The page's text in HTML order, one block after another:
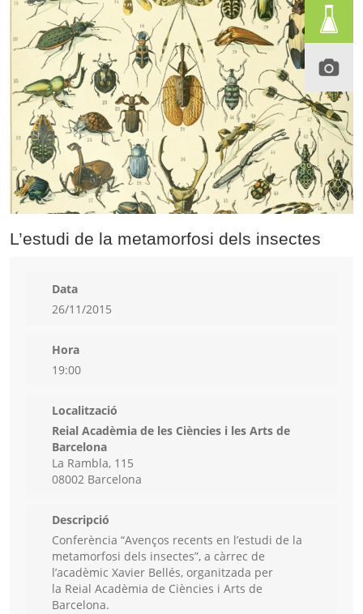
L’estudi de la metamorfosi dels insectes
Data
26/11/2015
Hora
19:00
Localització
Reial Acadèmia de les Ciències i les Arts de
Barcelona
La Rambla, 115
08002 Barcelona
Descripció
Conferència “Avenços recents en l’estudi de la
metamorfosi dels insectes”, a càrrec de
l’acadèmic Xavier Bellés, organitzada per
la Reial Acadèmia de Ciències i Arts de
Barcelona.